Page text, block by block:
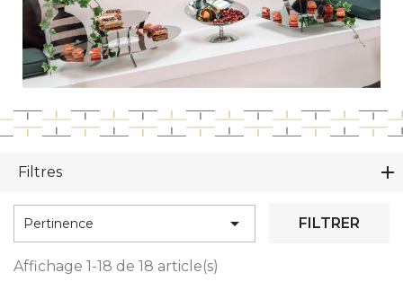
Filtres
Pertinence  FILTRER
Affichage 1-18 de 18 article(s)